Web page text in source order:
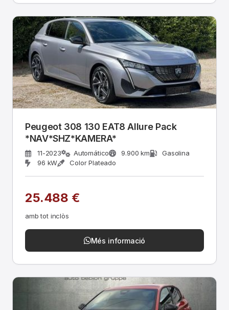
Peugeot 308 130 EAT8 Allure Pack
*NAV*SHZ*KAMERA*
11-2023 Automático 9.900 km
Gasolina
96 kW
Color Plateado
25.488 €
amb tot inclòs
Més informació